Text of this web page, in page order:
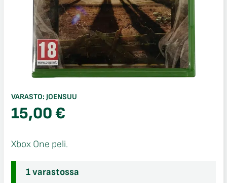
VARASTO: JOENSUU
15,00€
Xbox One peli.
1 varastossa